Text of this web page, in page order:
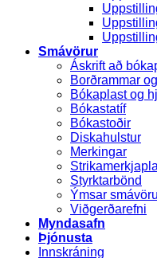
Smávörur
Áskrift að
Borðrammar
Bókaplast og
Bókastatíf
Bókastoðir
Diskahulstur
Merkingar
Styrktarbönd
Ýmsar
Viðgerðarefni
Myndasafn
Þjónusta
Innskráning